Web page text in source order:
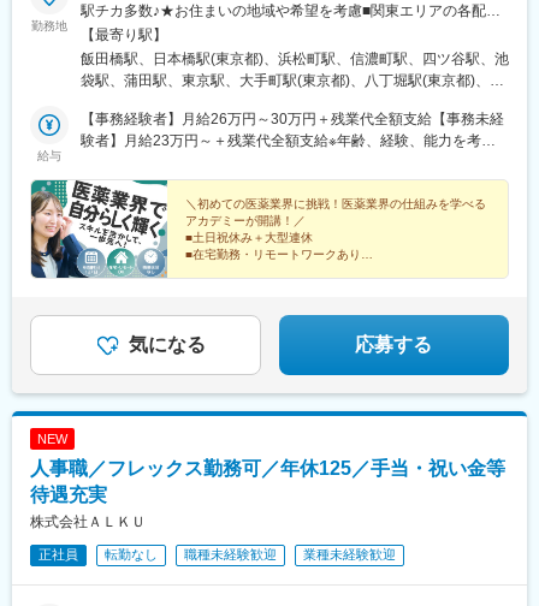
勤務地
駅チカ多数♪★お住まいの地域や希望を考慮■関東エリアの各配属
先での勤務┗東京都内、埼玉県、神奈川県、千葉県◎転居を伴う
転勤はありません◎週数回の在宅案件あり⇒家庭の事情など、希
望を最大限に考慮します◎経験に応じてフルリモートも相談可--配
／豊島区／大田区など基本的に【最寄り駅から徒歩5～10分圏
内】の通いやすい駅チカオフィスがメインとなります！＜配属先
袋／蒲田 など※(変更の範囲)上記を除く当社関連勤務地※過去の配
属先は勤務地一覧に記載★配属先は業界トップクラス大手企業な
ど約300社の取引先あり！┗製薬メーカー、製薬関連企業、 化
粧品関連企業、大学病院内の臨床研究センターなど「毎日同じ事
務の仕事、嫌じゃないけど何となく不安」「好きなことを我慢せ
トも大切にしながら、キャリア形成が可能です！
【最寄り駅】
飯田橋駅、日本橋駅(東京都)、浜松町駅、信濃町駅、四ツ谷駅、池
袋駅、蒲田駅、東京駅、大手町駅(東京都)、八丁堀駅(東京都)、三
御成門駅、新宿駅、落合駅(東京都)、大塚駅前駅、千石駅、茗荷谷
駅、青砥駅、テレコムセンター駅、大森駅(東京都)、多摩川駅、五
川崎駅、横浜駅、あざみ野駅、青葉台駅、綱島駅、柏の葉キャン
パス駅、大門駅(東京都)、国立競技場駅、麹町駅、東池袋駅、京急
蒲田駅、茅場町駅、新日本橋駅、京橋駅(東京都)、泉岳寺駅、北品
川駅、新宿駅(東京メトロ)、中井駅、大塚駅(東京都)、東京国際ク
ルーズターミナル駅、大森海岸駅、大崎広小路駅、北与野駅、京
駅、蓮沼駅、二重橋前駅、高輪ゲートウェイ駅、内幸町駅、築地
市場駅、神谷町駅、新宿西口駅、東中野駅、向原駅(東京都)、高輪
台駅、神奈川駅
給与
【事務経験者】月給26万円～30万円＋残業代全額支給【事務未経
験者】月給23万円～＋残業代全額支給※年齢、経験、能力を考慮
ません）。※試用期間3ヵ月（期間中の給与・待遇・雇用形態に差
異はありません）。＼初めての医薬業界に挑戦！医薬業界の仕組みを学べる
アカデミーが開講！／
■土日祝休み＋大型連休
■在宅勤務・リモートワークあり
気になる 応募する
NEW
人事職／フレックス勤務可／年休125／手当・祝い金等
待遇充実
株式会社ＡＬＫＵ
正社員 転勤なし 職種未経験歓迎 業種未経験歓迎